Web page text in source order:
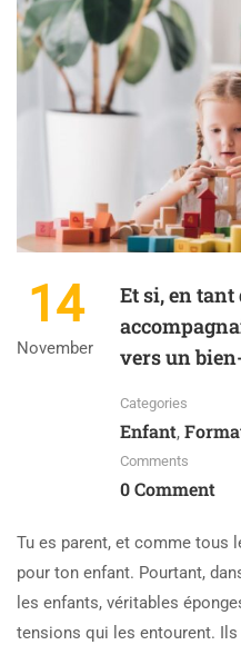
14
November
Et si, en
vers un
Categories
Enfant,
Comments
0 Comment
Tu es parent, et comme tous
pour ton enfant. Pourtant,
les enfants, véritables
tensions qui les entourent.